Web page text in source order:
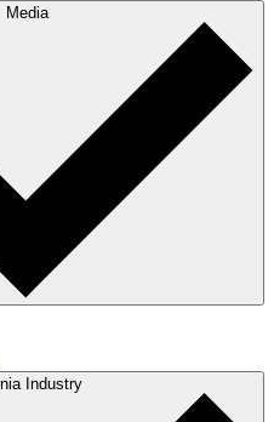
Media
Industry